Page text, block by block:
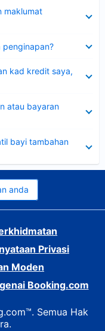
maklumat
penginapan?
kad kredit saya,
atau bayaran
bayi tambahan
anda
Privasi
Moden
Booking.com
Semua Hak